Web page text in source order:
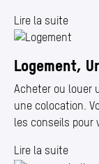
Lire la suite
Logement,
Acheter ou louer
une colocation.
les conseils pour
Lire la suite